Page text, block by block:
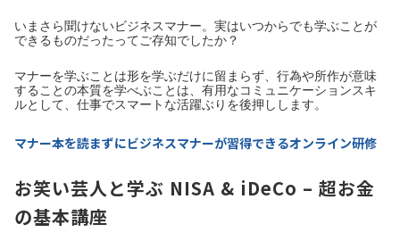
いまさら聞けないビジネスマナー。実はいつからでも学ぶことが
できるものだったってご存知でしたか？
マナーを学ぶことは形を学ぶだけに留まらず、行為や所作が意味
することの本質を学べぶことは、有用なコミュニケーションスキ
ルとして、仕事でスマートな活躍ぶりを後押しします。
マナー本を読まずにビジネスマナーが習得できるオンライン研修
お笑い芸人と学ぶ NISA & iDeCo – 超お金
の基本講座